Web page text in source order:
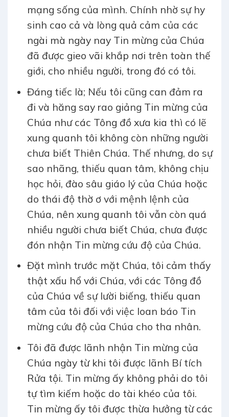
mạng sống của mình. Chính nhờ sự hy
sinh cao cả và lòng quả cảm của các
ngài mà ngày nay Tin mừng của Chúa
đã được gieo vãi khắp nơi trên toàn thế
giới, cho nhiều người, trong đó có tôi.
Đáng tiếc là; Nếu tôi cũng can đảm ra
đi và hăng say rao giảng Tin mừng của
Chúa như các Tông đồ xưa kia thì có lẽ
xung quanh tôi không còn những người
chưa biết Thiên Chúa. Thế nhưng, do sự
sao nhãng, thiếu quan tâm, không chịu
học hỏi, đào sâu giáo lý của Chúa hoặc
do thái độ thờ ơ với mệnh lệnh của
Chúa, nên xung quanh tôi vẫn còn quá
nhiều người chưa biết Chúa, chưa được
đón nhận Tin mừng cứu độ của Chúa.
Đặt mình trước mặt Chúa, tôi cảm thấy
thật xấu hổ với Chúa, với các Tông đồ
của Chúa về sự lười biếng, thiếu quan
tâm của tôi đối với việc loan báo Tin
mừng cứu độ của Chúa cho tha nhân.
Tôi đã được lãnh nhận Tin mừng của
Chúa ngày từ khi tôi được lãnh Bí tích
Rửa tội. Tin mừng ấy không phải do tôi
tự tìm kiếm hoặc do tài khéo của tôi.
Tin mừng ấy tôi được thừa hưởng từ các